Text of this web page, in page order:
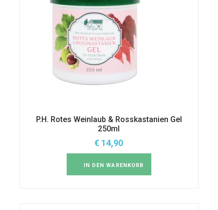
P.H. Rotes Weinlaub & Rosskastanien Gel
250ml
€ 14,90
IN DEN WARENKORB